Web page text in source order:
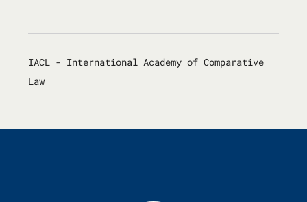
IACL - International Academy of Comparative
Law